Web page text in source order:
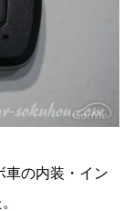
車の内装・イン